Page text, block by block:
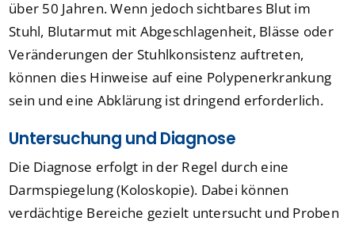
über 50 Jahren. Wenn jedoch sichtbares Blut im
Stuhl, Blutarmut mit Abgeschlagenheit, Blässe oder
Veränderungen der Stuhlkonsistenz auftreten,
können dies Hinweise auf eine Polypenerkrankung
sein und eine Abklärung ist dringend erforderlich.
Untersuchung und Diagnose
Die Diagnose erfolgt in der Regel durch eine
Darmspiegelung (Koloskopie). Dabei können
verdächtige Bereiche gezielt untersucht und Proben